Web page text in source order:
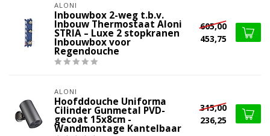
ALONI
Inbouwbox 2-weg t.b.v.
Inbouw Thermostaat Aloni
STRIA – Luxe 2 stopkranen
Inbouwbox voor
Regendouche
605,00
453,75
ALONI
Hoofddouche Uniforma
Cilinder Gunmetal PVD-
gecoat 15x8cm -
Wandmontage Kantelbaar
315,00
236,25